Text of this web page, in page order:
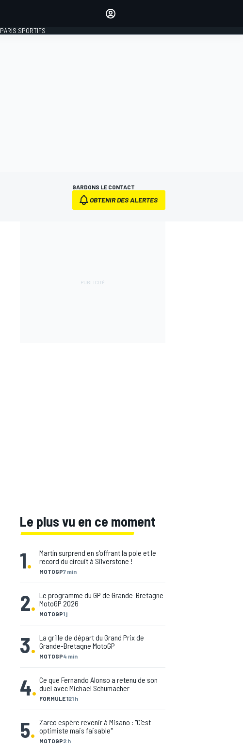
PARIS SPORTIFS
GARDONS LE CONTACT
OBTENIR DES ALERTES
Le plus vu en ce moment
1. MOTOGP7 min
Martín surprend en s'offrant la pole et le
record du circuit à Silverstone !
2. MOTOGP1 j
Le programme du GP de Grande-Bretagne
MotoGP 2026
3. MOTOGP4 min
La grille de départ du Grand Prix de
Grande-Bretagne MotoGP
4. FORMULE 121 h
Ce que Fernando Alonso a retenu de son
duel avec Michael Schumacher
5. MOTOGP2 h
Zarco espère revenir à Misano : "C'est
optimiste mais faisable"